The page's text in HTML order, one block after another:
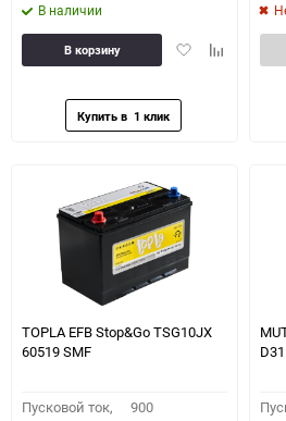
В наличии
ДобавитьДобавить
В корзину
TOPLA EFB Stop&Go TSG10JX
60519 SMF
Пусковой ток,
900